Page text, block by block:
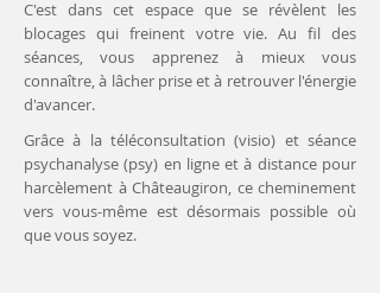
C'est dans cet espace que se révèlent les
blocages qui freinent votre vie. Au fil des
séances, vous apprenez à mieux vous
connaître, à lâcher prise et à retrouver l'énergie
d'avancer.
Grâce à la téléconsultation (visio) et séance
psychanalyse (psy) en ligne et à distance pour
harcèlement à Châteaugiron, ce cheminement
vers vous-même est désormais possible où
que vous soyez.